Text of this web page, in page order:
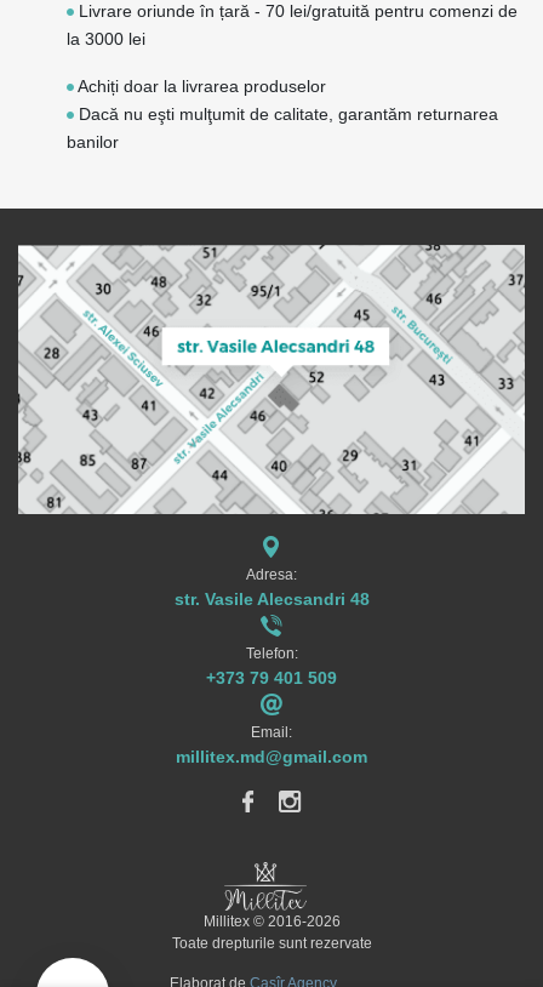
Livrare oriunde în țară - 70 lei/gratuită pentru comenzi de
la 3000 lei
Achiți doar la livrarea produselor
Dacă nu eşti mulţumit de calitate, garantăm returnarea
banilor
Adresa:
str. Vasile Alecsandri 48
Telefon:
+373 79 401 509
Email:
millitex.md@gmail.com
Millitex © 2016-2026
Toate drepturile sunt rezervate
Elaborat de Casîr Agency